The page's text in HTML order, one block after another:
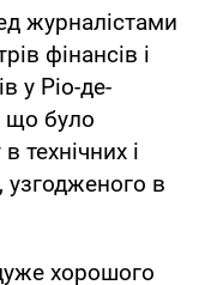
журналістами
фінансів і
у Ріо-де-
що було
технічних і
узгодженого в
хорошого